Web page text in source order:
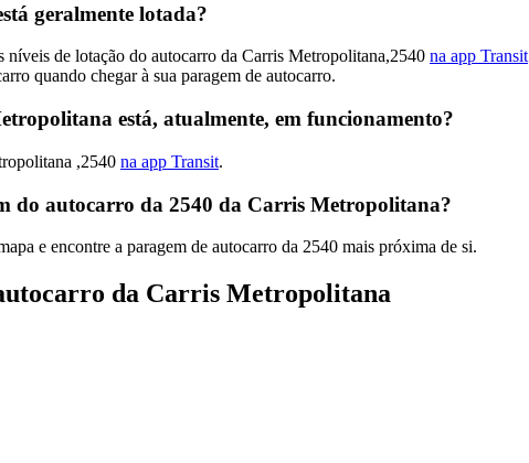
geralmente lotada?
níveis de lotação do autocarro da Carris Metropolitana,2540 na app Transit
quando chegar à sua paragem de autocarro.
está, atualmente, em funcionamento?
,2540 na app Transit.
do autocarro da 2540 da Carris Metropolitana?
e encontre a paragem de autocarro da 2540 mais próxima de si.
da Carris Metropolitana